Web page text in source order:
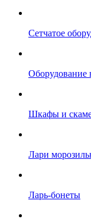
Сетчатое
Оборудование
Шкафы и
Лари
Ларь-бонеты